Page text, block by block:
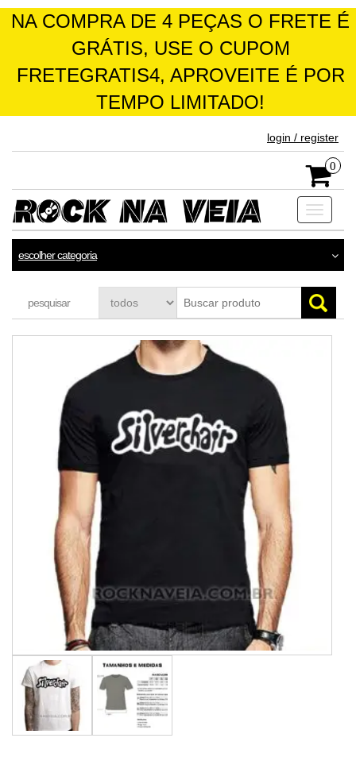
NA COMPRA DE 4 PEÇAS O FRETE É
GRÁTIS, USE O CUPOM
FRETEGRATIS4, APROVEITE É POR
TEMPO LIMITADO!
login / register
0
Toggle
escolher categoria
pesquisar